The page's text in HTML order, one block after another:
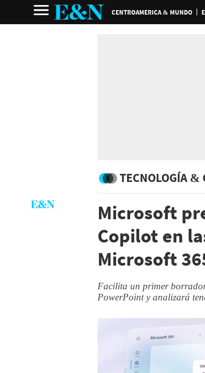
CENTROAMERICA & MUNDO
TECNOLOGÍA &
Microsoft
Copilot en
Microsoft
Facilita un primer borrador
PowerPoint y analizará